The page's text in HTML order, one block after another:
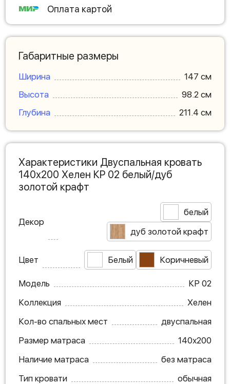
Оплата картой
Габаритные размеры
Ширина
147 см
Высота
98.2 см
Глубина
211.4 см
Характеристики Двуспальная кровать
140х200 Хелен КР 02 белый/дуб
золотой крафт
Декор
белый
дуб золотой крафт
Цвет Белый Коричневый
Модель
КР 02
Коллекция
Хелен
Кол-во спальных мест
двуспальная
Размер матраса
140х200
Наличие матраса
без матраса
Тип кровати
обычная